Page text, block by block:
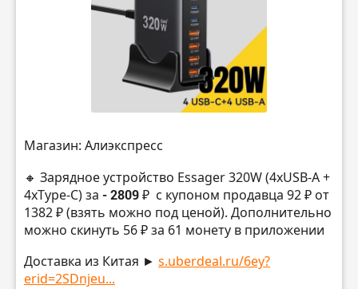
Магазин: Алиэкспресс
🔸 Зарядное устройство Essager 320W (4хUSB-А +
4xType-C) за - 2809 ₽ с купоном продавца 92 ₽ от
1382 ₽ (взять можно под ценой). Дополнительно
можно скинуть 56 ₽ за 61 монету в приложении
Доставка из Китая ► s.uberdeal.ru/6ey?
erid=2SDnjeu...